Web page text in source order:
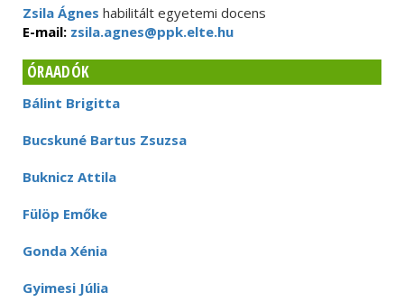
Zsila Ágnes habilitált egyetemi docens
E-mail: zsila.agnes@ppk.elte.hu
ÓRAADÓK
Bálint Brigitta
Bucskuné Bartus Zsuzsa
Buknicz Attila
Fülöp Emőke
Gonda Xénia
Gyimesi Júlia